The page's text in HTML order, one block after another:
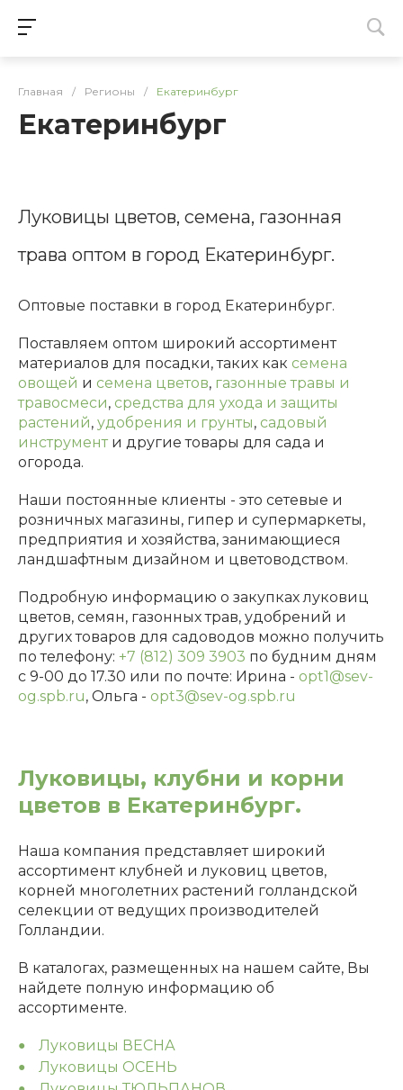
Главная / Регионы / Екатеринбург
Екатеринбург
Луковицы цветов, семена, газонная
трава оптом в город Екатеринбург.
Оптовые поставки в город Екатеринбург.
Поставляем оптом широкий ассортимент
материалов для посадки, таких как семена
овощей и семена цветов, газонные травы и
травосмеси, средства для ухода и защиты
растений, удобрения и грунты, садовый
инструменти другие товары для сада и
огорода.
Наши постоянные клиенты - это сетевые и
розничных магазины, гипер и супермаркеты,
предприятия и хозяйства, занимающиеся
ландшафтным дизайном и цветоводством.
Подробную информацию о закупках луковиц
цветов, семян, газонных трав, удобрений и
других товаров для садоводов можно получить
по телефону: +7 (812) 309 3903 по будним дням
с 9-00 до 17.30 или по почте: Ирина - opt1@sev-
og.spb.ru, Ольга - opt3@sev-og.spb.ru
Луковицы, клубни и корни
цветов в Екатеринбург.
Наша компания представляет широкий
ассортимент клубней и луковиц цветов,
корней многолетних растений голландской
селекции от ведущих производителей
Голландии.
В каталогах, размещенных на нашем сайте, Вы
найдете полную информацию об
ассортименте.
Луковицы ВЕСНА
Луковицы ОСЕНЬ